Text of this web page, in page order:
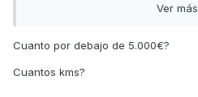
Ver más
Cuanto por debajo de 5.000€?
Cuantos kms?